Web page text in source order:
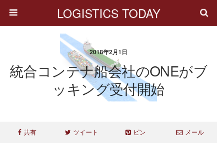
LOGISTICS TODAY
2018年2月1日
統合コンテナ船会社のONEがブ
ッキング受付開始
共有 ツイート ピン メール